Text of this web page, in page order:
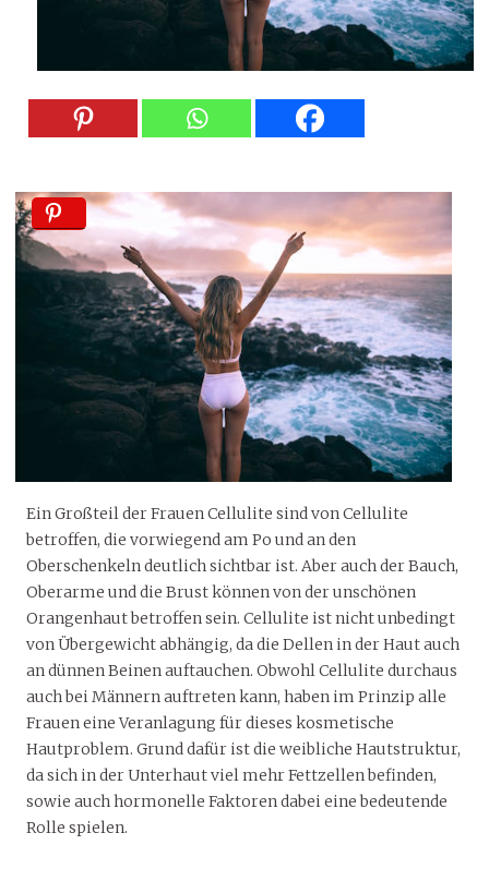
Ein Großteil der Frauen Cellulite sind von Cellulite
betroffen, die vorwiegend am Po und an den
Oberschenkeln deutlich sichtbar ist. Aber auch der Bauch,
Oberarme und die Brust können von der unschönen
Orangenhaut betroffen sein. Cellulite ist nicht unbedingt
von Übergewicht abhängig, da die Dellen in der Haut auch
an dünnen Beinen auftauchen. Obwohl Cellulite durchaus
auch bei Männern auftreten kann, haben im Prinzip alle
Frauen eine Veranlagung für dieses kosmetische
Hautproblem. Grund dafür ist die weibliche Hautstruktur,
da sich in der Unterhaut viel mehr Fettzellen befinden,
sowie auch hormonelle Faktoren dabei eine bedeutende
Rolle spielen.